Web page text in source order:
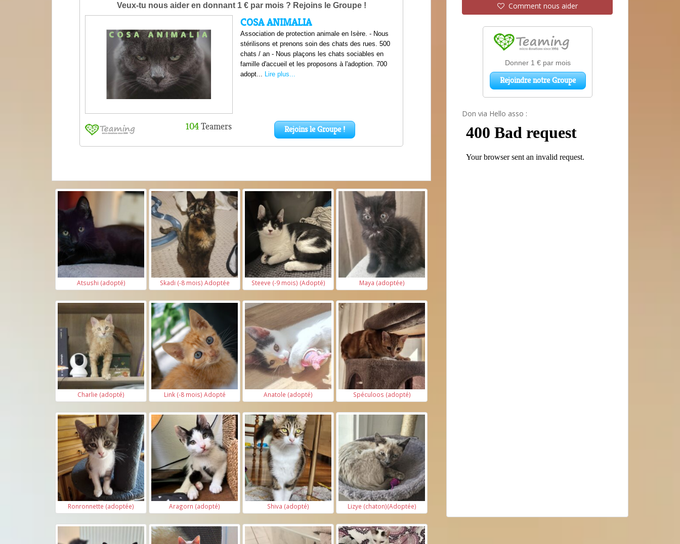
Atsushi (adopté) Skadi (-8 mois) Adoptée Steeve (-9 mois) (Adopté) Maya (adoptée)
Charlie (adopté) Link (-8 mois) Adopté Anatole (adopté) Spéculoos (adopté)
Ronronnette (adoptée) Aragorn (adopté) Shiva (adopté) Lizye (chaton)(Adoptée)
Comment nous aider
Don via Hello asso :